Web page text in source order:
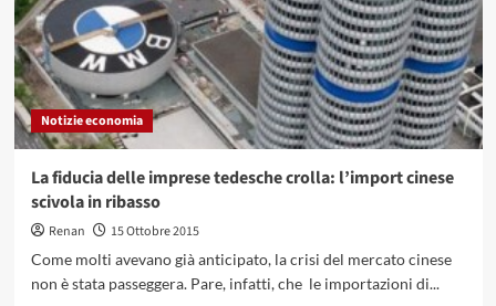
Notizie economia
La fiducia delle imprese tedesche crolla: l’import cinese
scivola in ribasso
Renan
15 Ottobre 2015
Come molti avevano già anticipato, la crisi del mercato cinese
non è stata passeggera. Pare, infatti, che le importazioni di...